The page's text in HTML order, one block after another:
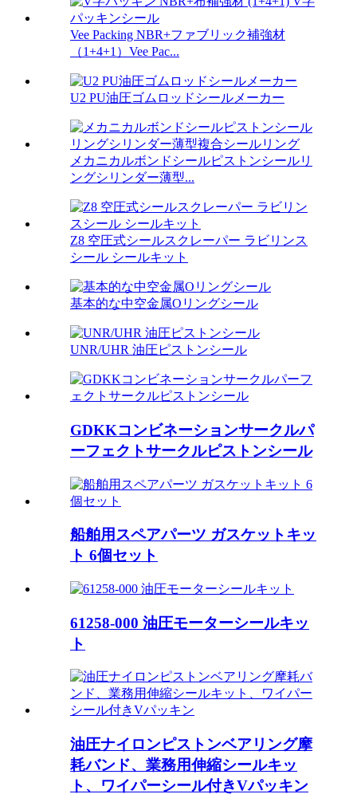
Vee Packing NBR+ファブリック補強材
（1+4+1）Vee Pac...
U2 PU油圧ゴムロッドシールメーカー
メカニカルボンドシールピストンシールリ
ングシリンダー薄型...
Z8 空圧式シールスクレーパー ラビリンス
シール シールキット
基本的な中空金属Oリングシール
UNR/UHR 油圧ピストンシール
GDKKコンビネーションサークルパ
ーフェクトサークルピストンシール
船舶用スペアパーツ ガスケットキッ
ト 6個セット
61258-000 油圧モーターシールキッ
ト
油圧ナイロンピストンベアリング摩
耗バンド、業務用伸縮シールキッ
ト、ワイパーシール付きVパッキン